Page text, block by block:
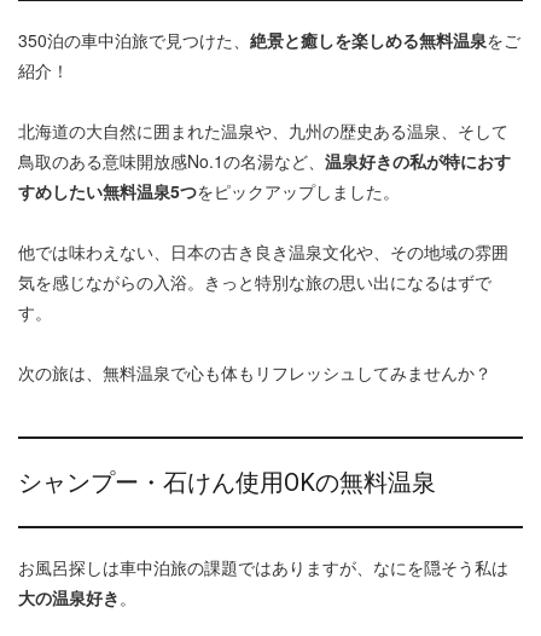
350泊の車中泊旅で見つけた、 絶景と癒しを楽しめる無料温泉をご
紹介！
北海道の大自然に囲まれた温泉や、九州の歴史ある温泉、そして
鳥取のある意味開放感No.1の名湯など、 温泉好きの私が特におす
すめしたい無料温泉5つをピックアップしました。
他では味わえない、日本の古き良き温泉文化や、その地域の雰囲
気を感じながらの入浴。きっと特別な旅の思い出になるはずで
す。
次の旅は、無料温泉で心も体もリフレッシュしてみませんか？
シャンプー・石けん使用OKの無料温泉
お風呂探しは車中泊旅の課題ではありますが、なにを隠そう私は
大の温泉好き。